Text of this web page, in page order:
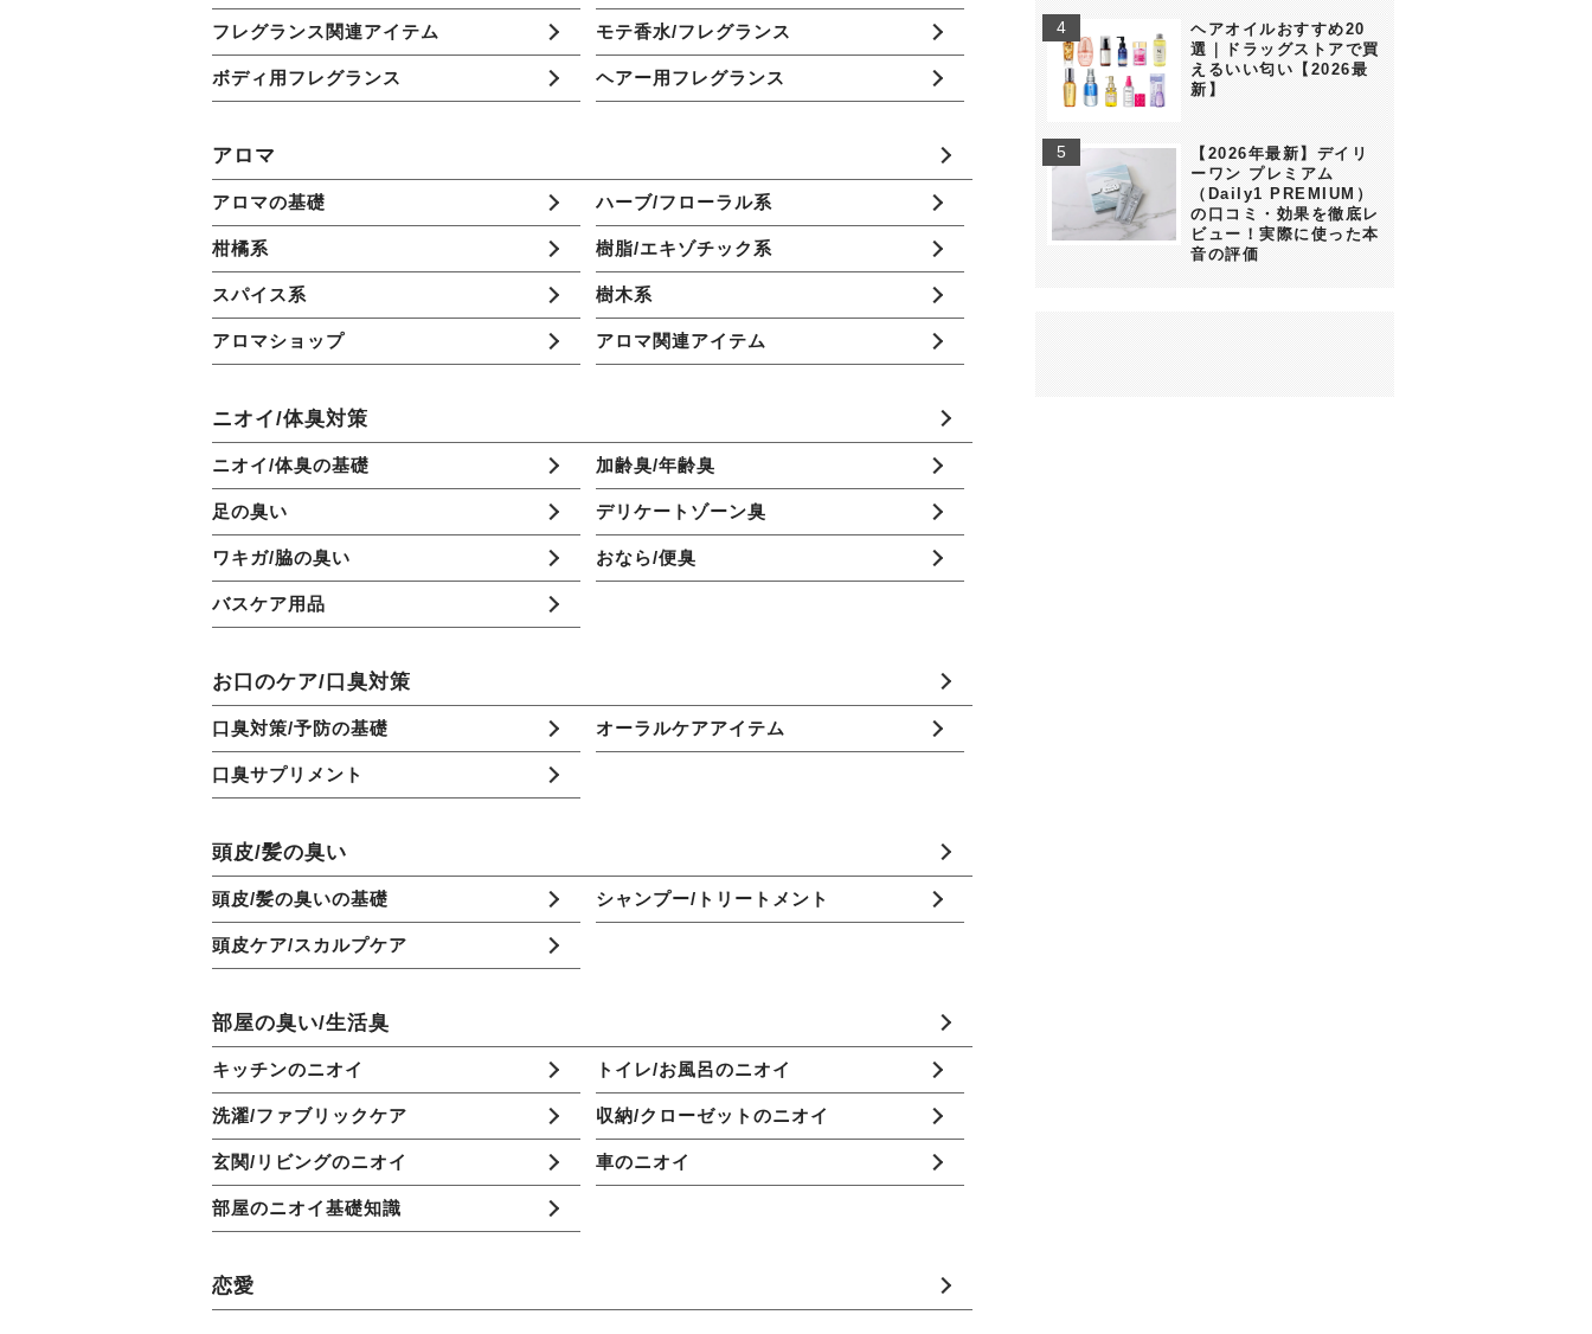
フレグランス関連アイテム モテ香水/フレグランス
ボディ用フレグランス ヘアー用フレグランス
アロマ
アロマの基礎 ハーブ/フローラル系
柑橘系 樹脂/エキゾチック系
スパイス系 樹木系
アロマショップ アロマ関連アイテム
ニオイ/体臭対策
ニオイ/体臭の基礎 加齢臭/年齢臭
足の臭い デリケートゾーン臭
ワキガ/脇の臭い おなら/便臭
バスケア用品
お口のケア/口臭対策
口臭対策/予防の基礎 オーラルケアアイテム
口臭サプリメント
頭皮/髪の臭い
頭皮/髪の臭いの基礎 シャンプー/トリートメント
頭皮ケア/スカルプケア
部屋の臭い/生活臭
キッチンのニオイ トイレ/お風呂のニオイ
洗濯/ファブリックケア 収納/クローゼットのニオイ
玄関/リビングのニオイ 車のニオイ
部屋のニオイ基礎知識
恋愛
ヘアオイルおすすめ20
選｜ドラッグストアで買
えるいい匂い【2026最
新】
【2026年最新】デイリ
ーワン プレミアム
（Daily1 PREMIUM）
の口コミ・効果を徹底レ
ビュー！実際に使った本
音の評価